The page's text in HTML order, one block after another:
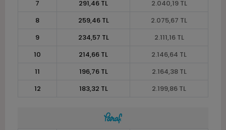
7 291,46 TL
2.040,19 TL
8
259,46 TL
2.075,67 TL
9
234,57 TL
2.111,16 TL
10
214,66 TL
2.146,64 TL
11
196,76 TL
2.164,38 TL
12
183,32 TL 2.199,86 TL